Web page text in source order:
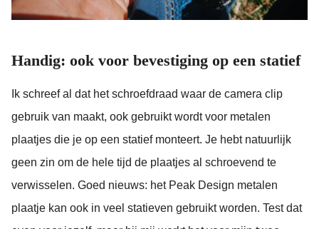
Handig: ook voor bevestiging op een statief
Ik schreef al dat het schroefdraad waar de camera clip
gebruik van maakt, ook gebruikt wordt voor metalen
plaatjes die je op een statief monteert. Je hebt natuurlijk
geen zin om de hele tijd de plaatjes al schroevend te
verwisselen. Goed nieuws: het Peak Design metalen
plaatje kan ook in veel statieven gebruikt worden. Test dat